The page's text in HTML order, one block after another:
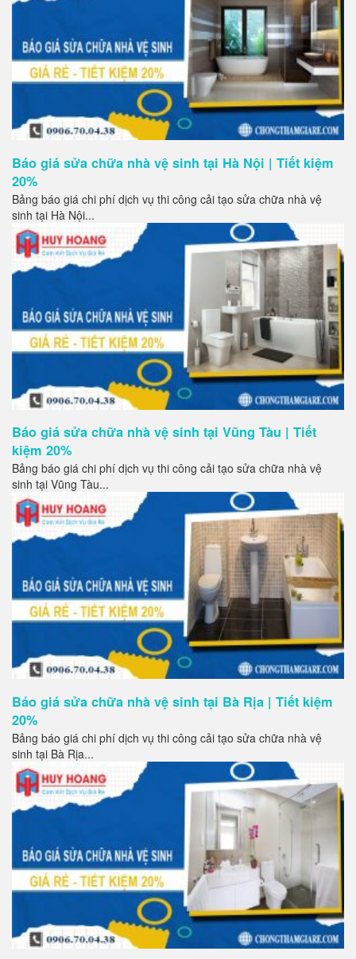
Báo giá sửa chữa nhà vệ sinh tại Hà Nội | Tiết kiệm
20%
Bảng báo giá chi phí dịch vụ thi công cải tạo sửa chữa nhà vệ
sinh tại Hà Nội...
Báo giá sửa chữa nhà vệ sinh tại Vũng Tàu | Tiết
kiệm 20%
Bảng báo giá chi phí dịch vụ thi công cải tạo sửa chữa nhà vệ
sinh tại Vũng Tàu...
Báo giá sửa chữa nhà vệ sinh tại Bà Rịa | Tiết kiệm
20%
Bảng báo giá chi phí dịch vụ thi công cải tạo sửa chữa nhà vệ
sinh tại Bà Rịa...